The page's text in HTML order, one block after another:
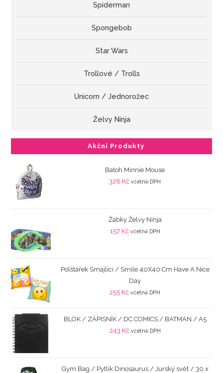
Spiderman
Spongebob
Star Wars
Trollové / Trolls
Unicorn / Jednorožec
Želvy Ninja
Akční Produkty
Batoh Minnie Mouse
328 Kč včetně DPH
Žabky Želvy Ninja
157 Kč včetně DPH
Polštářek Smajlíci / Smile 40X40 Cm Have A Nice
Day
255 Kč včetně DPH
BLOK / ZÁPISNÍK / DC COMICS / BATMAN / A5
243 Kč včetně DPH
Gym Bag / Pytlík Dinosaurus / Jurský svět / 30 x